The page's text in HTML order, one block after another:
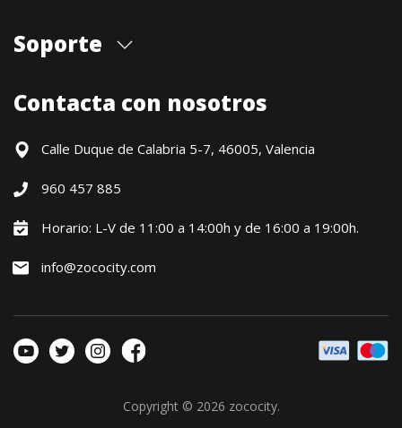
Cita previa tienda
Contacto
Soporte
Formas de pago
Devoluciones / Garantía
Política precio mínimo garantizado
Financiación CETELEM
Condiciones generales
Contacta con nosotros
Calle Duque de Calabria 5-7, 46005, Valencia
960 457 885
Horario: L-V de 11:00 a 14:00h y de 16:00 a 19:00h.
info@zococity.com
Copyright © 2026 zococity.